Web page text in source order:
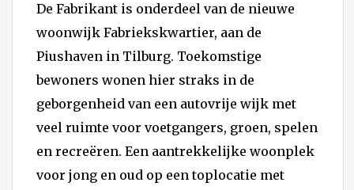
De Fabrikant is onderdeel van de nieuwe
woonwijk Fabriekskwartier, aan de
Piushaven in Tilburg. Toekomstige
bewoners wonen hier straks in de
geborgenheid van een autovrije wijk met
veel ruimte voor voetgangers, groen, spelen
en recreëren. Een aantrekkelijke woonplek
voor jong en oud op een toplocatie met